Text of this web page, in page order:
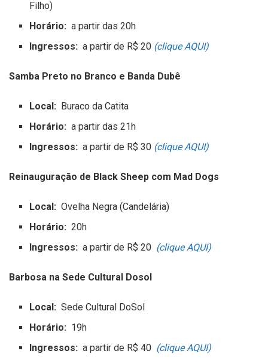
Filho)
Horário: a partir das 20h
Ingressos: a partir de R$ 20 (clique AQUI)
Samba Preto no Branco e Banda Dubê
Local: Buraco da Catita
Horário: a partir das 21h
Ingressos: a partir de R$ 30 (clique AQUI)
Reinauguração de Black Sheep com Mad Dogs
Local: Ovelha Negra (Candelária)
Horário: 20h
Ingressos: a partir de R$ 20 (clique AQUI)
Barbosa na Sede Cultural Dosol
Local: Sede Cultural DoSol
Horário: 19h
Ingressos: a partir de R$ 40 (clique AQUI)